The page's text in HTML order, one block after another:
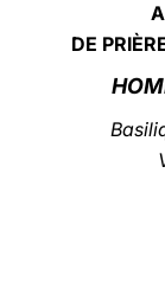
DE
HO